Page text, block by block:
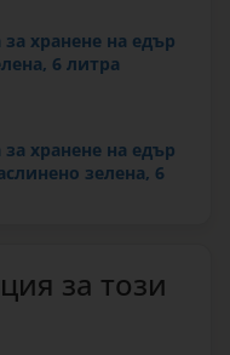
хранене на едър
6 литра
хранене на едър
зелена, 6
хранене на едър
6 литра
за този